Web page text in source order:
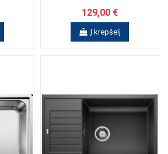
129,00 €
Į krepšelį